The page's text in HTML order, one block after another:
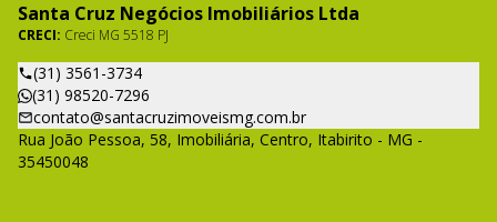
Santa Cruz Negócios Imobiliários Ltda
CRECI: Creci MG 5518 PJ
(31) 3561-3734
(31) 98520-7296
contato@santacruzimoveismg.com.br
Rua João Pessoa, 58, Imobiliária, Centro, Itabirito - MG -
35450048